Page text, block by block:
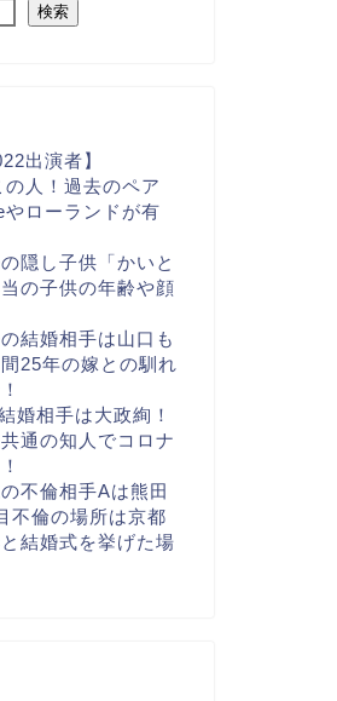
検索
出演者】
人！過去のペア
ローランドが有
隠し子供「かいと
の子供の年齢や顔
結婚相手は山口も
25年の嫁との馴れ
婚相手は大政絢！
通の知人でコロナ
不倫相手Aは熊田
不倫の場所は京都
結婚式を挙げた場